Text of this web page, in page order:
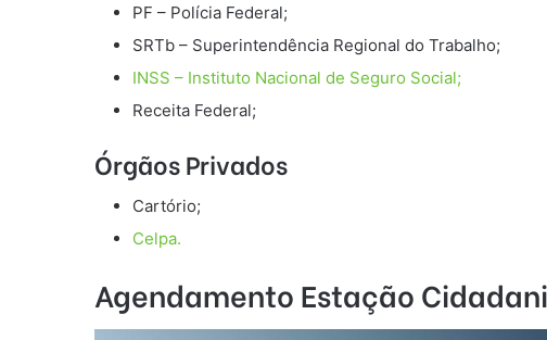
PF – Polícia Federal;
SRTb – Superintendência Regional do Trabalho;
INSS – Instituto Nacional de Seguro Social;
Receita Federal;
Órgãos Privados
Cartório;
Celpa.
Agendamento Estação